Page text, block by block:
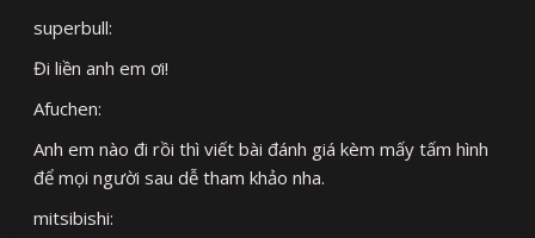
superbull:
Đi liền anh em ơi!
Afuchen:
Anh em nào đi rồi thì viết bài đánh giá kèm mấy tấm hình
để mọi người sau dễ tham khảo nha.
mitsibishi: